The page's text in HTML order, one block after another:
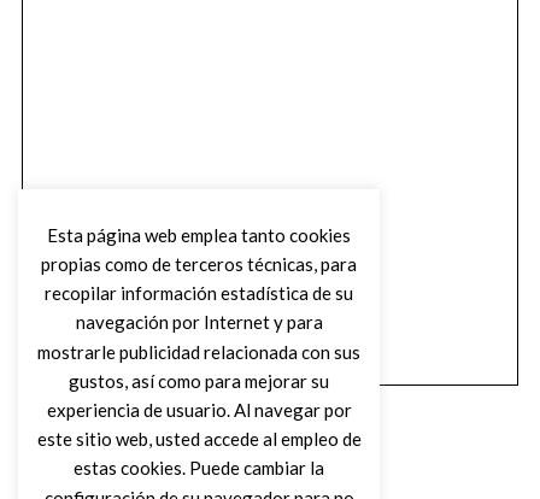
Esta página web emplea tanto cookies
propias como de terceros técnicas, para
recopilar información estadística de su
navegación por Internet y para
mostrarle publicidad relacionada con sus
gustos, así como para mejorar su
experiencia de usuario. Al navegar por
este sitio web, usted accede al empleo de
estas cookies. Puede cambiar la